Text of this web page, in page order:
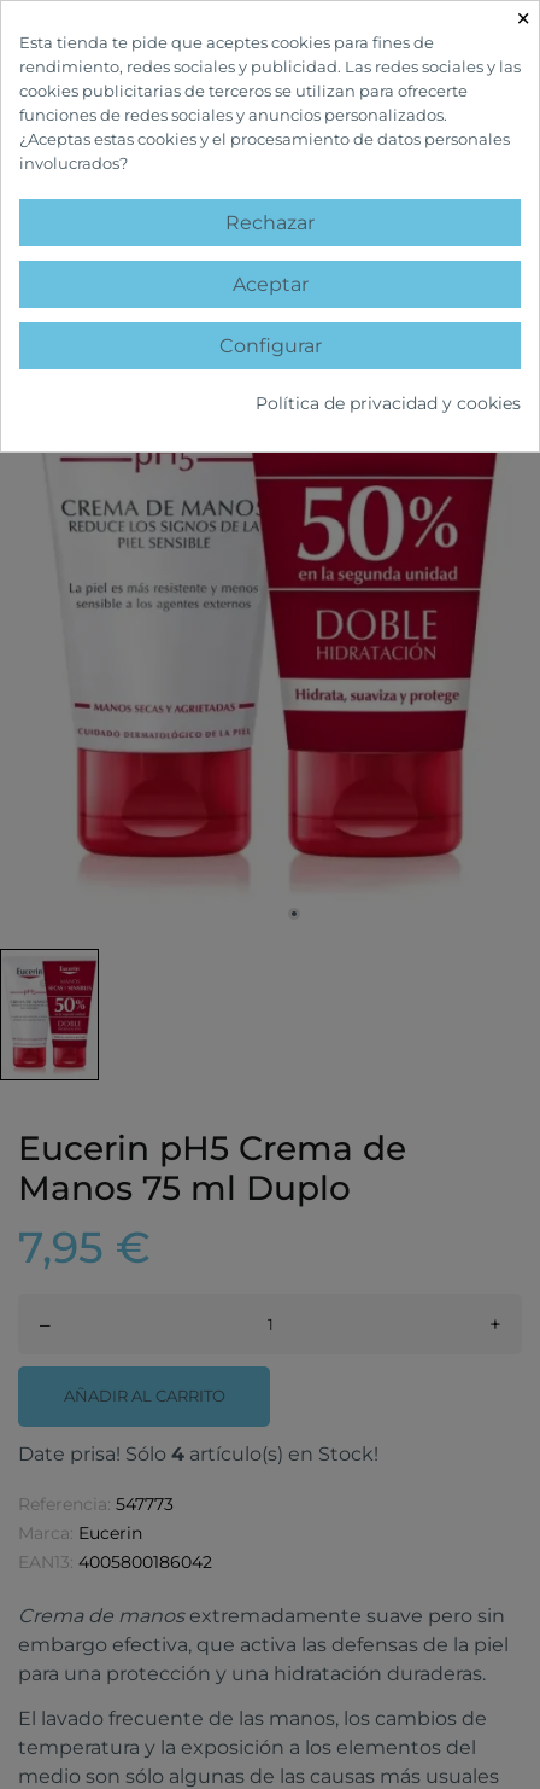
INICIO CUIDADOS CORPORALES
favorite
Eucerin pH5 Crema de
Manos 75 ml Duplo
7,95 €
– +
AÑADIR AL CARRITO
Date prisa! Sólo 4 artículo(s) en Stock!
Referencia: 547773
Marca: Eucerin
EAN13: 4005800186042
Crema de manosextremadamente suave pero sin
embargo efectiva, que activa las defensas de la piel
para una protección y una hidratación duraderas.
El lavado frecuente de las manos, los cambios de
temperatura y la exposición a los elementos del
medio son sólo algunas de las causas más usuales
×
Esta tienda te pide que aceptes cookies para fines de
rendimiento, redes sociales y publicidad. Las redes sociales y las
cookies publicitarias de terceros se utilizan para ofrecerte
funciones de redes sociales y anuncios personalizados.
¿Aceptas estas cookies y el procesamiento de datos personales
involucrados?
Rechazar
Aceptar
Configurar
Política de privacidad y cookies